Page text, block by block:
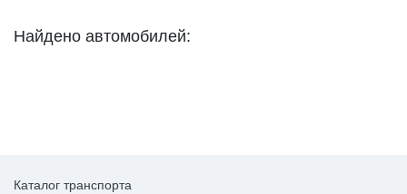
Найдено автомобилей:
Каталог транспорта